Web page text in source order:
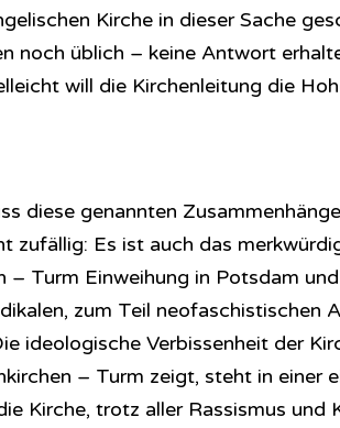
Kirche in dieser Sache
noch üblich – keine Antwort
will die Kirchenleitung die
diese genannten
zufällig: Es ist auch das
– Turm Einweihung in Potsdam
zum Teil neofaschistischen
ideologische Verbissenheit der
– Turm zeigt, steht in einer
Kirche, trotz aller Rassismus und